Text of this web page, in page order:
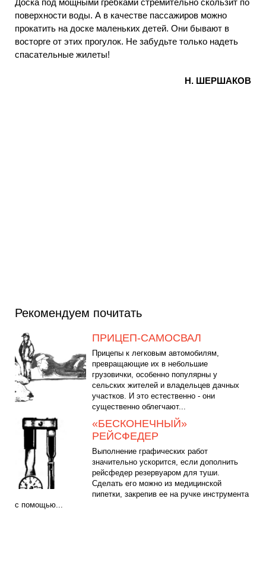
поверхности воды. А в качестве пассажиров можно
прокатить на доске маленьких детей. Они бывают в
восторге от этих прогулок. Не забудьте только надеть
спасательные жилеты!
Н. ШЕРШАКОВ
Рекомендуем почитать
ПРИЦЕП-САМОСВАЛ
Прицепы к легковым автомобилям,
превращающие их в небольшие
грузовички, особенно популярны у
сельских жителей и владельцев дачных
участков. И это естественно - они
существенно облегчают...
«БЕСКОНЕЧНЫЙ»
РЕЙСФЕДЕР
Выполнение графических работ
значительно ускорится, если дополнить
рейсфедер резервуаром для туши.
Сделать его можно из медицинской
пипетки, закрепив ее на ручке инструмента
с помощью...